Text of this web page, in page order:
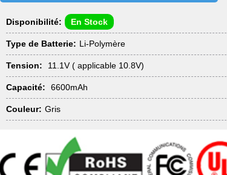
Disponibilité: En Stock
Type de Batterie: Li-Polymère
Tension: 11.1V ( applicable 10.8V)
Capacité: 6600mAh
Couleur: Gris